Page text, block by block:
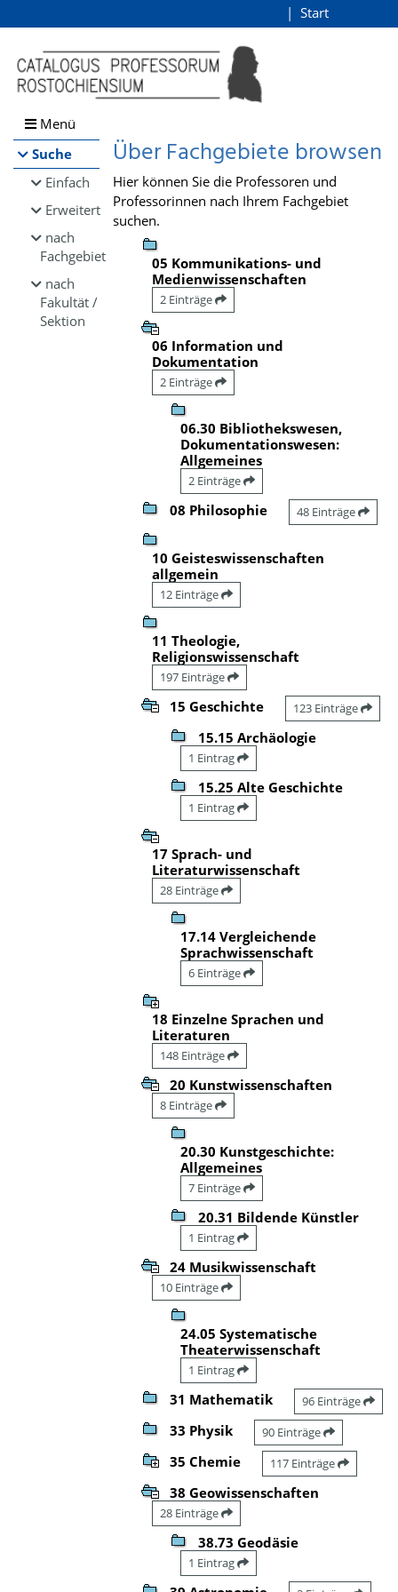
Browsen
direkt zum Inhalt
Start
Menü
Suche
Einfach
Erweitert
nach
Fachgebiet
nach
Fakultät /
Sektion
Über Fachgebiete browsen
Hier können Sie die Professoren und
Professorinnen nach Ihrem Fachgebiet
suchen.
05 Kommunikations- und
Medienwissenschaften
2 Einträge
06 Information und
Dokumentation
2 Einträge
06.30 Bibliothekswesen,
Dokumentationswesen:
Allgemeines
2 Einträge
08 Philosophie 48 Einträge
10 Geisteswissenschaften
allgemein
12 Einträge
11 Theologie,
Religionswissenschaft
197 Einträge
15 Geschichte 123 Einträge
15.15 Archäologie
1 Eintrag
15.25 Alte Geschichte
1 Eintrag
17 Sprach- und
Literaturwissenschaft
28 Einträge
17.14 Vergleichende
Sprachwissenschaft
6 Einträge
18 Einzelne Sprachen und
Literaturen
148 Einträge
20 Kunstwissenschaften
8 Einträge
20.30 Kunstgeschichte:
Allgemeines
7 Einträge
20.31 Bildende Künstler
1 Eintrag
24 Musikwissenschaft
10 Einträge
24.05 Systematische
Theaterwissenschaft
1 Eintrag
31 Mathematik 96 Einträge
33 Physik 90 Einträge
35 Chemie 117 Einträge
38 Geowissenschaften
28 Einträge
38.73 Geodäsie
1 Eintrag